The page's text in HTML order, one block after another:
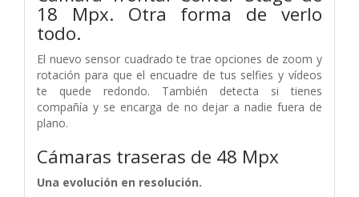
18 Mpx. Otra forma de verlo
todo.
El nuevo sensor cuadrado te trae opciones de zoom y
rotación para que el encuadre de tus selfies y vídeos
te quede redondo. También detecta si tienes
compañía y se encarga de no dejar a nadie fuera de
plano.
Cámaras traseras de 48 Mpx
Una evolución en resolución.